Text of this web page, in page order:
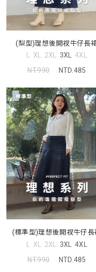
(梨型)理想後開衩牛仔長
L XL 2XL 3XL 4XL
NT.990
NTD.485
(標準型)理想後開衩牛仔長
L XL 2XL 3XL 4XL
NT.990
NTD.485